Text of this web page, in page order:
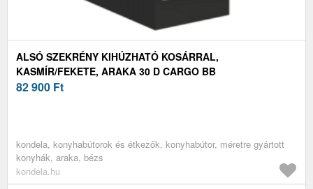
ALSÓ SZEKRÉNY KIHÚZHATÓ KOSÁRRAL,
KASMÍR/FEKETE, ARAKA 30 D CARGO BB
82 900 Ft
kondela, konyhabútorok és étkezők, konyhabútor, méretre gyártott
konyhák, araka, bézs
kondela.hu